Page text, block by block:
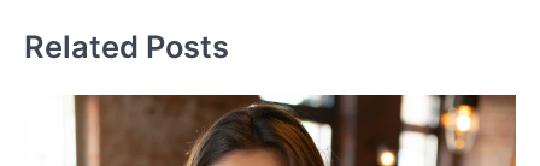
Related Posts